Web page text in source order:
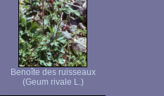
Benoîte des ruisseaux
(Geum rivale L.)